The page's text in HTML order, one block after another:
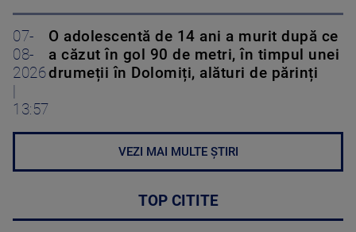
07-
08-
2026
13:57
O adolescentă de 14 ani a murit după ce
a căzut în gol 90 de metri, în timpul unei
drumeții în Dolomiți, alături de părinți
VEZI MAI MULTE ȘTIRI
TOP CITITE